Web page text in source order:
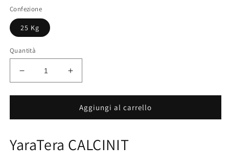
Confezione
25 Kg
Quantità
Diminuisci
quantità
per
-
azotato
ad
Aumenta
quantità
per
CALCINIT
-
azotato
ad
Aggiungi al carrello
YaraTera CALCINIT